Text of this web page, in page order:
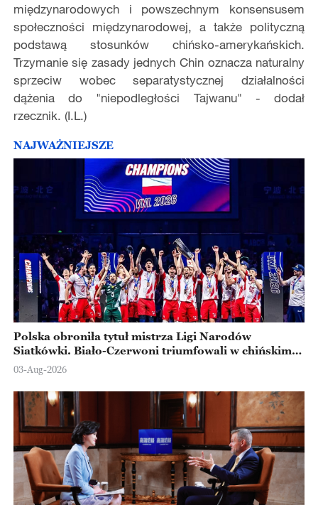
międzynarodowych i powszechnym konsensusem
społeczności międzynarodowej, a także polityczną
podstawą stosunków chińsko-amerykańskich.
Trzymanie się zasady jednych Chin oznacza naturalny
sprzeciw wobec separatystycznej działalności
dążenia do "niepodległości Tajwanu" - dodał
rzecznik. (I.L.)
NAJWAŻNIEJSZE
Polska obroniła tytuł mistrza Ligi Narodów
Siatkówki. Biało-Czerwoni triumfowali w chińskim
Ningbo
03-Aug-2026